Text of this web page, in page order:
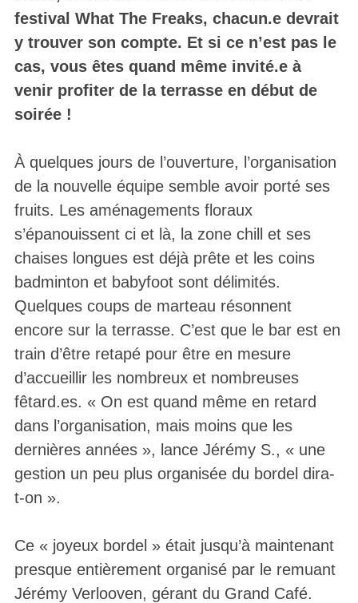
festival What The Freaks, chacun.e devrait
y trouver son compte. Et si ce n’est pas le
cas, vous êtes quand même invité.e à
venir profiter de la terrasse en début de
soirée !
À quelques jours de l’ouverture, l’organisation
de la nouvelle équipe semble avoir porté ses
fruits. Les aménagements floraux
s’épanouissent ci et là, la zone chill et ses
chaises longues est déjà prête et les coins
badminton et babyfoot sont délimités.
Quelques coups de marteau résonnent
encore sur la terrasse. C’est que le bar est en
train d’être retapé pour être en mesure
d’accueillir les nombreux et nombreuses
fêtard.es. « On est quand même en retard
dans l’organisation, mais moins que les
dernières années », lance Jérémy S., « une
gestion un peu plus organisée du bordel dira-
t-on ».
Ce « joyeux bordel » était jusqu’à maintenant
presque entièrement organisé par le remuant
Jérémy Verlooven, gérant du Grand Café.